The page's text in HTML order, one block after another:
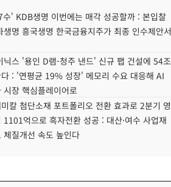
수' KDB생명 이번에는 매각 성공할까 : 본입찰
생명 흥국생명 한국금융지주가 최종 인수제안서
닉스 '용인 D램-청주 낸드' 신규 팹 건설에 54조
: '연평균 19% 성장' 메모리 수요 대응해 AI
시장 핵심플레이어로
칼 첨단소재 포트폴리오 전환 효과로 2분기 영
1101억으로 흑자전환 성공 : 대산·여수 사업재
체질개선 속도 높인다